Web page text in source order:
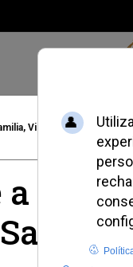
Vida, Identidad
a